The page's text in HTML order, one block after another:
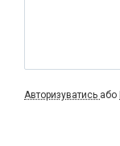
Авторизуватись або